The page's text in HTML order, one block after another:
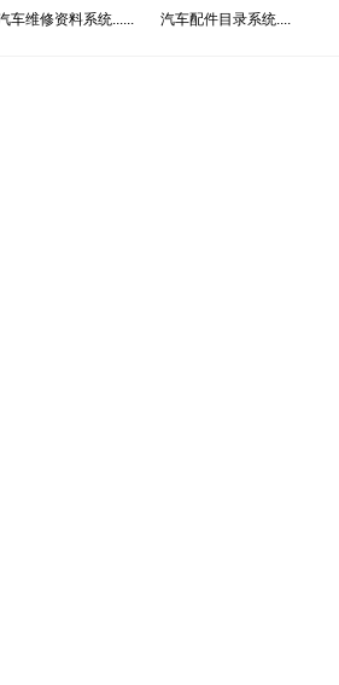
车维修资料系统...... 汽车配件目录系统....